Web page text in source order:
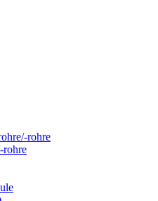
rohre
rohre